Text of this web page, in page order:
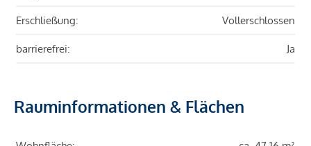
Erschließung: Vollerschlossen
barrierefrei: Ja
Rauminformationen & Flächen